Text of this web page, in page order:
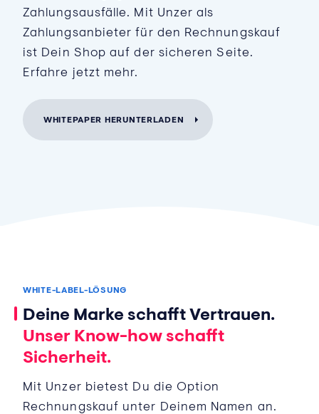
Zahlungsausfälle. Mit Unzer als
Zahlungsanbieter für den Rechnungskauf
ist Dein Shop auf der sicheren Seite.
Erfahre jetzt mehr.
WHITEPAPER HERUNTERLADEN
WHITE-LABEL-LÖSUNG
Deine Marke schafft Vertrauen.
Unser Know-how schafft
Sicherheit.
Mit Unzer bietest Du die Option
Rechnungskauf unter Deinem Namen an.